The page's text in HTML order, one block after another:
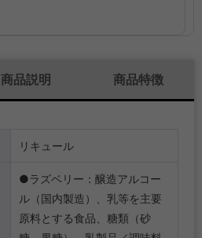
商品説明 商品特徴
リキュール
●ラズベリー：醸造アルコー
ル（国内製造）、乳等を主要
原料とする食品、糖類（砂